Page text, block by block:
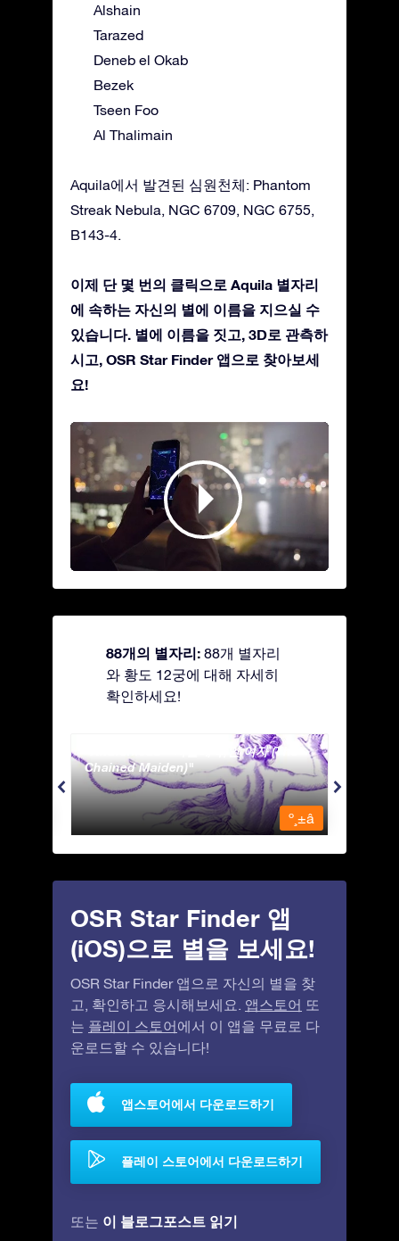
Alshain
Tarazed
Deneb el Okab
Bezek
Tseen Foo
Al Thalimain
Aquila에서 발견된 심원천체: Phantom
Streak Nebula, NGC 6709, NGC 6755,
B143-4.
이제 단 몇 번의 클릭으로 Aquila 별자리
에 속하는 자신의 별에 이름을 지으실 수
있습니다. 별에 이름을 짓고, 3D로 관측하
시고, OSR Star Finder 앱으로 찾아보세
요!
88개의 별자리: 88개 별자리
와 황도 12궁에 대해 자세히
확인하세요!
Andromeda - 사슬에 묶인 여자 (The
Chained Maiden)
º¸±â
OSR Star Finder 앱
(iOS)으로 별을 보세요!
OSR Star Finder 앱으로 자신의 별을 찾
고, 확인하고 응시해보세요. 앱스토어 또
는 플레이 스토어에서 이 앱을 무료로 다
운로드할 수 있습니다!
앱스토어에서 다운로드하기
플레이 스토어에서 다운로드하기
또는 이 블로그포스트 읽기